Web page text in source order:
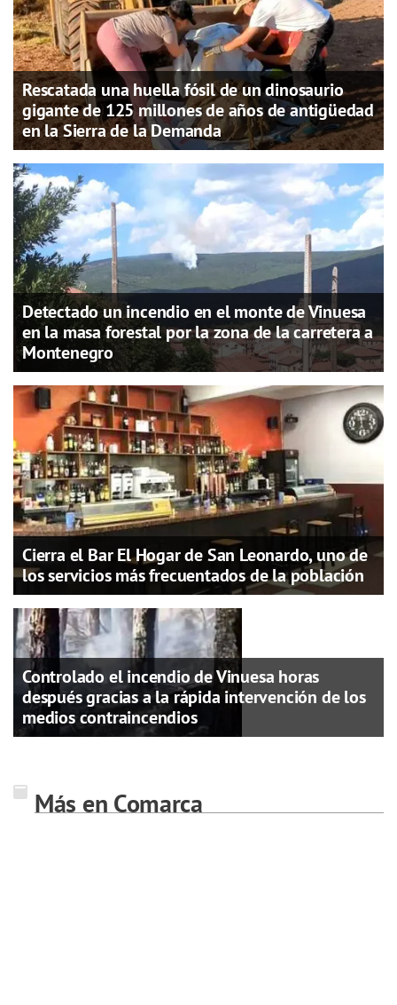
Rescatada una huella fósil de un dinosaurio
gigante de 125 millones de años de antigüedad
en la Sierra de la Demanda
Detectado un incendio en el monte de Vinuesa
en la masa forestal por la zona de la carretera a
Montenegro
Cierra el Bar El Hogar de San Leonardo, uno de
los servicios más frecuentados de la población
Controlado el incendio de Vinuesa horas
después gracias a la rápida intervención de los
medios contraincendios
Más en Comarca